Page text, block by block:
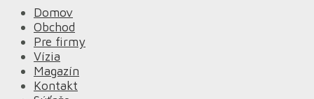
Domov
Obchod
Pre firmy
Vízia
Magazín
Kontakt